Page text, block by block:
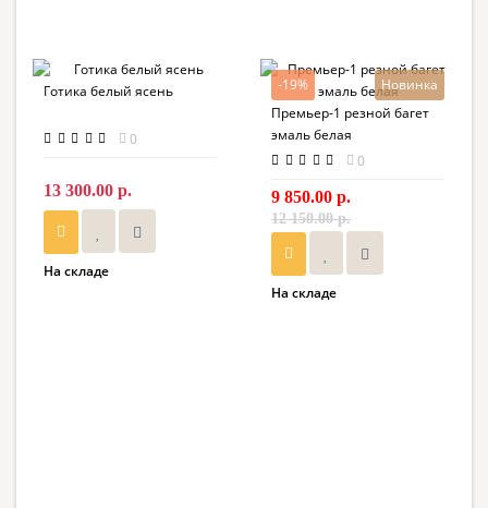
Готика белый ясень
0
13 300.00 р.
На складе
-19%
Новинка
Премьер-1 резной багет
эмаль белая
0
9 850.00 р.
12 150.00 р.
На складе